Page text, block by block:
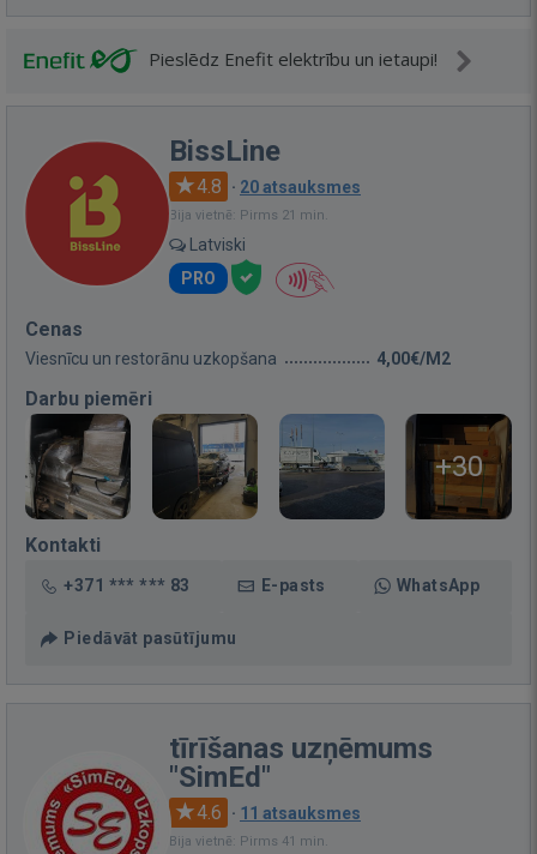
Pieslēdz Enefit elektrību un ietaupi!
BissLine
4.8 · 20 atsauksmes
Bija vietnē: Pirms 21 min.
Latviski
PRO
Cenas
Viesnīcu un restorānu uzkopšana 4,00€/M2
Darbu piemēri
+30
Kontakti
+371 *** *** 83 E-pasts WhatsApp
Piedāvāt pasūtījumu
tīrīšanas uzņēmums
"SimEd"
4.6 · 11 atsauksmes
Bija vietnē: Pirms 41 min.